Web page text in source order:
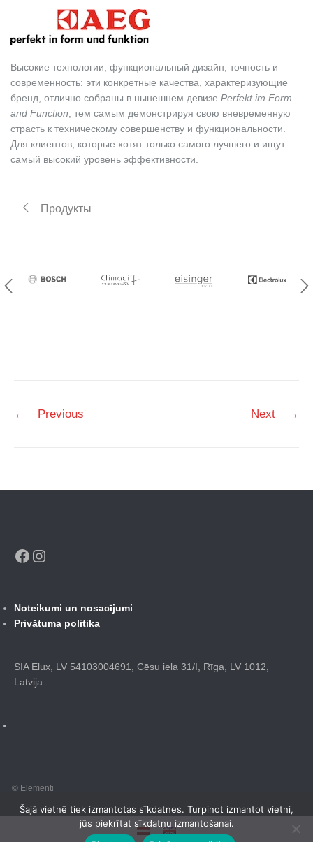
Высокие технологии, функциональный дизайн, точность и
современность: эти конкретные качества, характеризующие
бренд, отлично собраны в нынешнем девизе Perfekt im Form
and Function, тем самым демонстрируя свою вневременную
страсть к техническому совершенству и функциональности.
Для клиентов, которые хотят только самого лучшего и ищут
самый высокий уровень эффективности.
Продукты
navigation
← Previous Next →
Facebook
Noteikumi un nosacījumi
Privātuma politika
SIA Elux, LV 54103004691, Cēsu iela 31/I, Rīga, LV 1012,
Latvija
© Elementi
Šajā vietnē tiek izmantotas sīkdatnes. Turpinot izmantot vietni,
jūs piekrītat sīkdatņu izmantošanai.